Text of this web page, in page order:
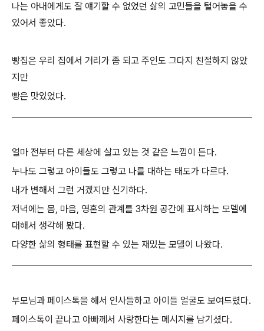
나는 아내에게도 잘 얘기할 수 없었던 삶의 고민들을 털어놓을 수
있어서 좋았다.
빵집은 우리 집에서 거리가 좀 되고 주인도 그다지 친절하지 않았
지만
빵은 맛있었다.
얼마 전부터 다른 세상에 살고 있는 것 같은 느낌이 든다.
누나도 그렇고 아이들도 그렇고 나를 대하는 태도가 다르다.
내가 변해서 그런 거겠지만 신기하다.
저녁에는 몸, 마음, 영혼의 관계를 3차원 공간에 표시하는 모델에
대해서 생각해 봤다.
다양한 삶의 형태를 표현할 수 있는 재밌는 모델이 나왔다.
부모님과 페이스톡을 해서 인사들하고 아이들 얼굴도 보여드렸다.
페이스톡이 끝나고 아빠께서 사랑한다는 메시지를 남기셨다.